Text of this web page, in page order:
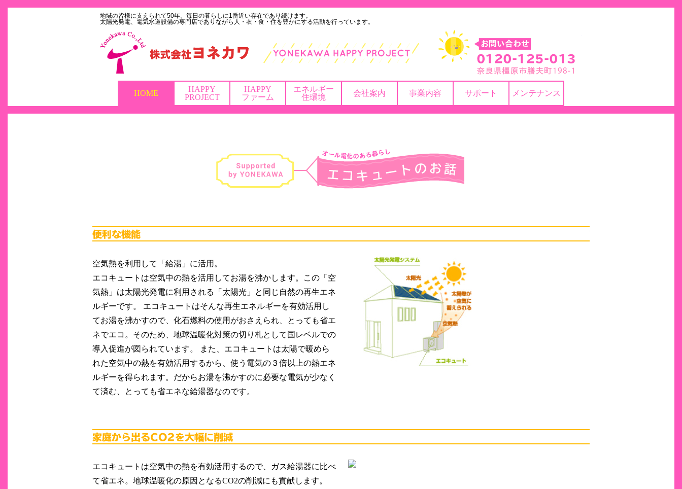
地域の皆様に支えられて50年。毎日の暮らしに1番近い存在であり続けます。
太陽光発電、電気水道設備の専門店でありながら人・衣・食・住を豊かにする活動を行っています。
HOME
HAPPY
PROJECT
HAPPY
ファーム
エネルギー
住環境
会社案内 事業内容 サポート メンテナンス
空気熱を利用して「給湯」に活用。
エコキュートは空気中の熱を活用してお湯を沸かします。この「空
気熱」は太陽光発電に利用される「太陽光」と同じ自然の再生エネ
ルギーです。 エコキュートはそんな再生エネルギーを有効活用し
てお湯を沸かすので、化石燃料の使用がおさえられ、とっても省エ
ネでエコ。そのため、地球温暖化対策の切り札として国レベルでの
導入促進が図られています。 また、エコキュートは太陽で暖めら
れた空気中の熱を有効活用するから、使う電気の３倍以上の熱エネ
ルギーを得られます。だからお湯を沸かすのに必要な電気が少なく
て済む、とっても省エネな給湯器なのです。
エコキュートは空気中の熱を有効活用するので、ガス給湯器に比べ
て省エネ。地球温暖化の原因となるCO2の削減にも貢献します。